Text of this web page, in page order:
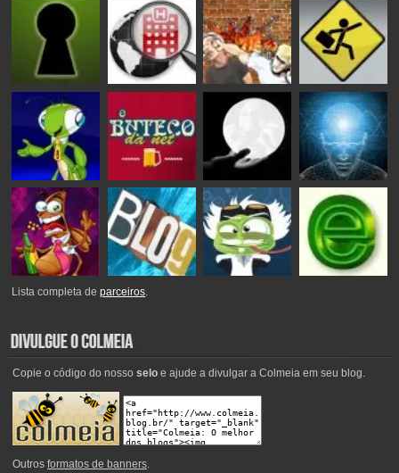
Lista completa deparceiros.
Copie o código do nosso seloe ajude a divulgar a Colmeia em seu blog.
Outros formatos de banners.